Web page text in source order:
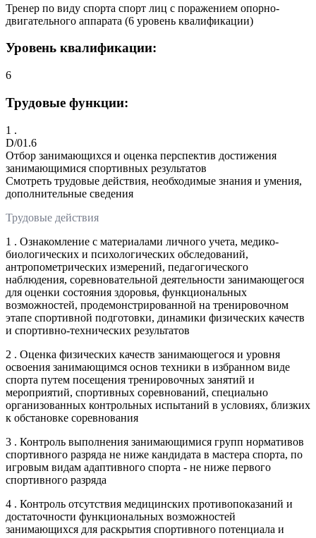
Тренер по виду спорта спорт лиц с поражением опорно-
двигательного аппарата (6 уровень квалификации)
Уровень квалификации:
6
Трудовые функции:
1 .
D/01.6
Отбор занимающихся и оценка перспектив достижения
занимающимися спортивных результатов
Смотреть трудовые действия, необходимые знания и умения,
дополнительные сведения
Трудовые действия
1 . Ознакомление с материалами личного учета, медико-
биологических и психологических обследований,
антропометрических измерений, педагогического
наблюдения, соревновательной деятельности занимающегося
для оценки состояния здоровья, функциональных
возможностей, продемонстрированной на тренировочном
этапе спортивной подготовки, динамики физических качеств
и спортивно-технических результатов
2 . Оценка физических качеств занимающегося и уровня
освоения занимающимся основ техники в избранном виде
спорта путем посещения тренировочных занятий и
мероприятий, спортивных соревнований, специально
организованных контрольных испытаний в условиях, близких
к обстановке соревнования
3 . Контроль выполнения занимающимися групп нормативов
спортивного разряда не ниже кандидата в мастера спорта, по
игровым видам адаптивного спорта - не ниже первого
спортивного разряда
4 . Контроль отсутствия медицинских противопоказаний и
достаточности функциональных возможностей
занимающихся для раскрытия спортивного потенциала и